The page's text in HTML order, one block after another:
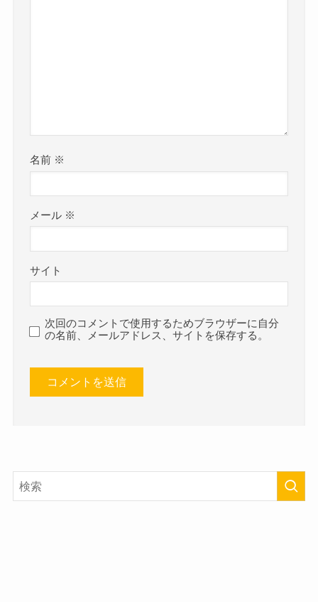
名前 ※
メール ※
サイト
次回のコメントで使用するためブラウザーに自分
の名前、メールアドレス、サイトを保存する。